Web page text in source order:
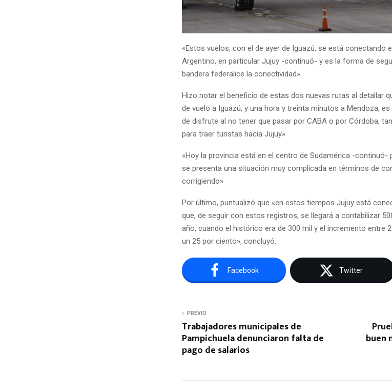
«Estos vuelos, con el de ayer de Iguazú, se está conectando
Argentino, en particular Jujuy -continuó- y es la forma de
bandera federalice la conectividad»
Hizo notar el beneficio de estas dos nuevas rutas al detallar
de vuelo a Iguazú, y una hora y treinta minutos a Mendoza,
de disfrute al no tener que pasar por CABA o por Córdoba,
para traer turistas hacia Jujuy»
«Hoy la provincia está en el centro de Sudamérica -
se presenta una situación muy complicada en términos de
corrigiendo»
Por último, puntualizó que «en estos tiempos Jujuy está
que, de seguir con estos registros, se llegará a contabilizar
año, cuando el histórico era de 300 mil y el incremento entre
un 25 por ciento», concluyó.
Facebook Twitter
PREVIO
Trabajadores municipales de
Pampichuela denunciaron falta de
pago de salarios
buen